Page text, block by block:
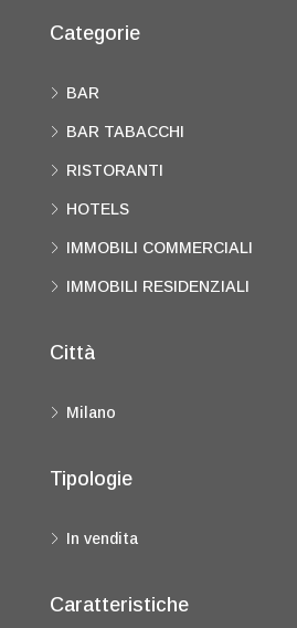
Categorie
BAR
BAR TABACCHI
RISTORANTI
HOTELS
IMMOBILI COMMERCIALI
IMMOBILI RESIDENZIALI
Città
Milano
Tipologie
In vendita
Caratteristiche